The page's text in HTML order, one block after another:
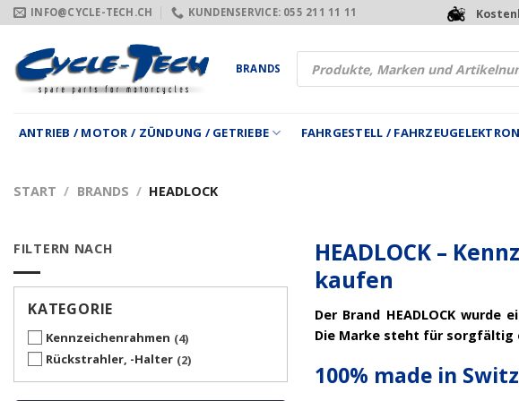
Zum
Inhalt
springen
INFO@CYCLE-TECH.CH KUNDENSERVICE: 055 211 11 11
BRANDS
Products
search
ANTRIEB / MOTOR / ZÜNDUNG / GETRIEBE FAHRGESTELL /
START / BRANDS / HEADLOCK
FILTERN NACH
KATEGORIE
Kennzeichenrahmen
4
Rückstrahler, -Halter 2
HEADLOCK –
kaufen
Der Brand HEADLOCK
Die Marke steht für
100% made in